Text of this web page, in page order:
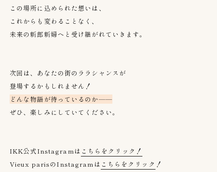
この場所に込められた想いは、
これからも変わることなく、
未来の新郎新婦へと受け継がれていきます。
次回は、あなたの街のララシャンスが
登場するかもしれません！
どんな物語が待っているのか——
ぜひ、楽しみにしていてください。
IKK公式Instagramは こちらをクリック！
Vieux parisのInstagram は こちらをクリック ！